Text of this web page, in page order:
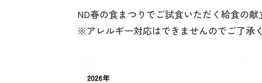
ND春の食まつりでご試食いただく給食の献
※アレルギー対応はできませんのでご了承